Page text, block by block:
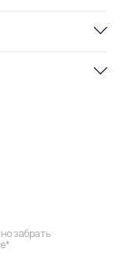
забрать